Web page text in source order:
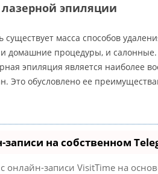
эпиляции
масса способов
домашние процедуры, и салонные.
эпиляция является наиболее
Это обусловлено ее
записи на собственном
онлайн-записи VisitTime на